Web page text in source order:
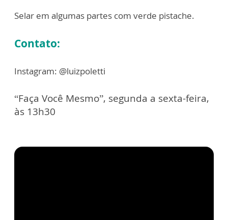
Selar em algumas partes com verde pistache.
Contato:
Instagram: @luizpoletti
“Faça Você Mesmo”, segunda a sexta-feira,
às 13h30